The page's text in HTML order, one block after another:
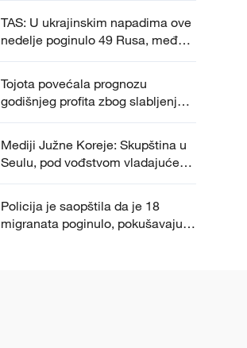
TAS: U ukrajinskim napadima ove
nedelje poginulo 49 Rusa, među
njima četvoro dece.
Tojota povećala prognozu
godišnjeg profita zbog slabljenja
jena.
Mediji Južne Koreje: Skupština u
Seulu, pod vođstvom vladajuće
partije, razmatra Predlog zakona o
prokurora za sprovođenje
dodatnih istraga.
Policija je saopštila da je 18
migranata poginulo, pokušavajući